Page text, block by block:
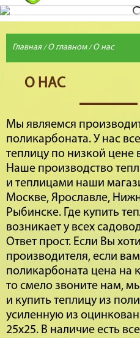
Главная/О главном/О нас
О НАС
Мы являемся
поликарбоната. У нас
теплицу по низкой цене
Наше производство
и теплицами наши
Москве, Ярославле,
Рыбинске. Где купить
возникает у всех
Ответ прост. Если Вы
производителя, если
поликарбоната цена на
то смело звоните нам,
и купить теплицу из
усиленную из
25х25. В наличие есть